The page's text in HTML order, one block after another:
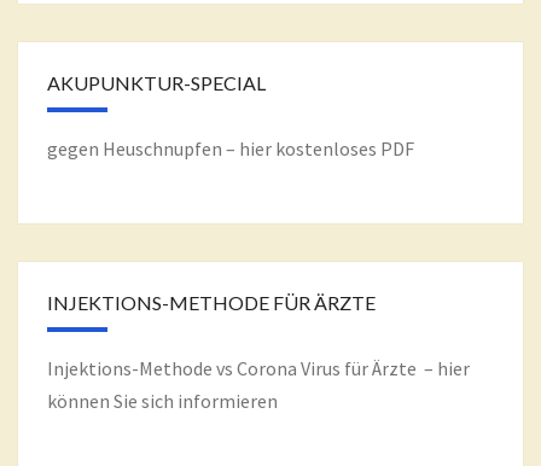
AKUPUNKTUR-SPECIAL
gegen Heuschnupfen – hier kostenloses PDF
INJEKTIONS-METHODE FÜR ÄRZTE
Injektions-Methode vs Corona Virus für Ärzte – hier
können Sie sich informieren